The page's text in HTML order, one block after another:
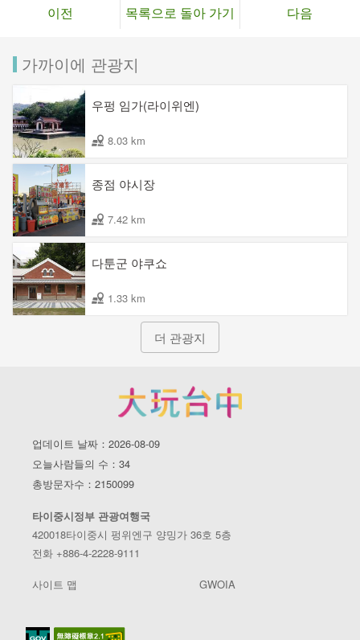
이전 목록으로 돌아 가기 다음
가까이에 관광지
우펑 임가(라이위엔)
8.03 km
종점 야시장
7.42 km
다툰군 야쿠쇼
1.33 km
더 관광지
업데이트 날짜：2026-08-09
오늘사람들의 수：34
총방문자수：2150099
타이중시정부 관광여행국
420018타이중시 펑위엔구 양밍가 36호 5층
전화 +886-4-2228-9111
사이트 맵 GWOIA